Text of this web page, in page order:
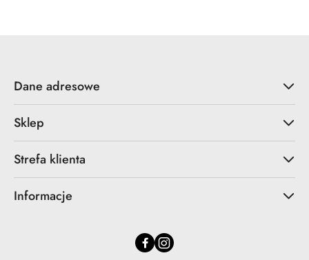
Dane adresowe
Sklep
Strefa klienta
Informacje